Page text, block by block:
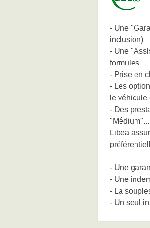
- Une
inclusion)
- Une
formules.
- Prise en
- Les
le véhicule
- Des
"Médium"...
Libea
- Une
- Une
- La
- Un seul